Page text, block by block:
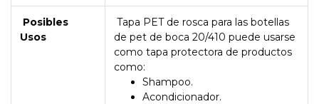
Posibles
Usos
Tapa PET de rosca para las botellas
de pet de boca 20/410 puede usarse
como tapa protectora de productos
como:
Shampoo.
Acondicionador.